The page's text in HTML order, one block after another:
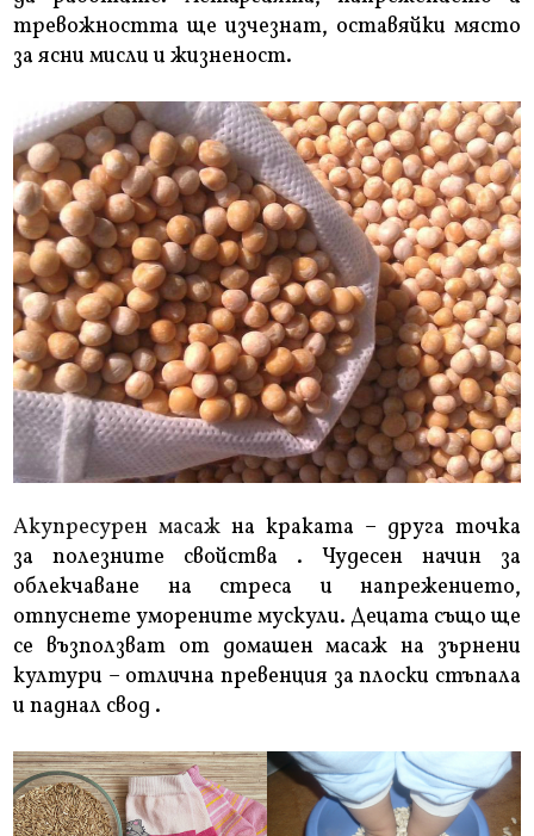
тревожността ще изчезнат, оставяйки място
за ясни мисли и жизненост.
Акупресурен масаж на краката – друга точка
за полезните свойства . Чудесен начин за
облекчаване на стреса и напрежението,
отпуснете уморените мускули. Децата също ще
се възползват от домашен масаж на зърнени
култури – отлична превенция за плоски стъпала
и паднал свод .